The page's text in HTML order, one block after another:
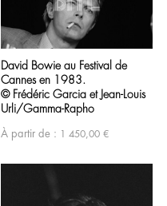
David Bowie au Festival de
Cannes en 1983.
© Frédéric Garcia et Jean-Louis
Urli/Gamma-Rapho
À partir de : 1 450,00 €